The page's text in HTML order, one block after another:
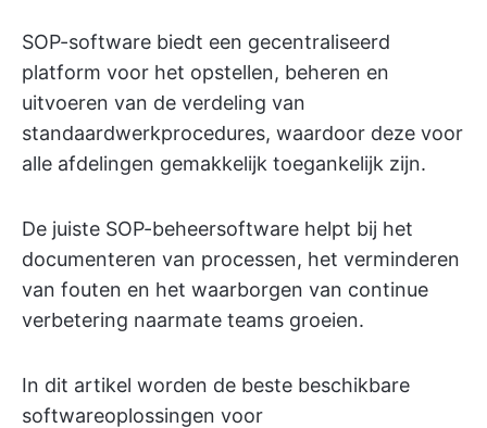
SOP-software biedt een gecentraliseerd
platform voor het opstellen, beheren en
uitvoeren van de verdeling van
standaardwerkprocedures, waardoor deze voor
alle afdelingen gemakkelijk toegankelijk zijn.
De juiste SOP-beheersoftware helpt bij het
documenteren van processen, het verminderen
van fouten en het waarborgen van continue
verbetering naarmate teams groeien.
In dit artikel worden de beste beschikbare
softwareoplossingen voor